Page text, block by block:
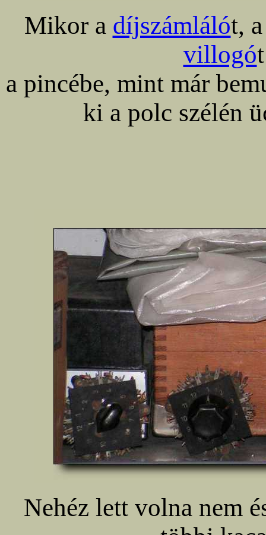
Mikor a díjszámlálót,
villogó
a pincébe, mint már
ki a polc szélén
Nehéz lett volna nem